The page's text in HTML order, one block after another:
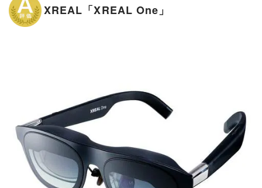
XREAL「XREAL One」